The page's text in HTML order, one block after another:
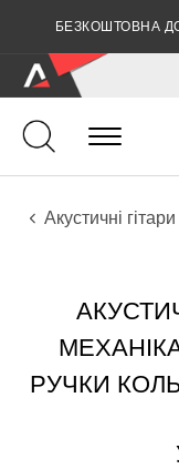
БЕЗКОШТОВНА
Гітари
Акустичні
Інструменти
Акустичні гітари
РУЧКИ